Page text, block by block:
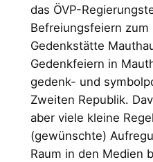
das ÖVP-
Befreiungsfeiern zum
Gedenkstätte
Gedenkfeiern in
gedenk- und
Zweiten Republik.
aber viele kleine
(gewünschte)
Raum in den Medien